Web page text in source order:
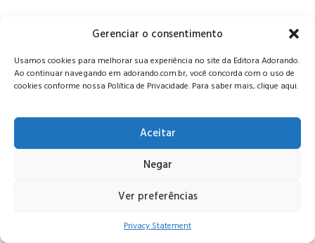
Gerenciar o consentimento
Usamos cookies para melhorar sua experiência no site da Editora Adorando.
Ao continuar navegando em adorando.com.br, você concorda com o uso de
cookies conforme nossa Política de Privacidade. Para saber mais, clique aqui.
Aceitar
Negar
Ver preferências
Privacy Statement
© Editora Adorando 2026. Todos os direitos reservados.
Consulte nossapolítica de privacidade.